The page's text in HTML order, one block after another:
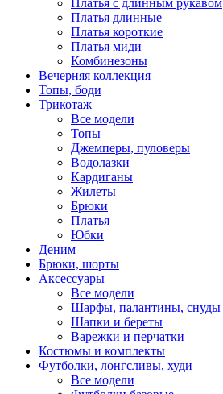
Платья с длинным рукавом
Платья длинные
Платья короткие
Платья миди
Комбинезоны
Вечерняя коллекция
Топы, боди
Трикотаж
Все модели
Топы
Джемперы, пуловеры
Водолазки
Кардиганы
Жилеты
Брюки
Платья
Юбки
Деним
Брюки, шорты
Аксессуары
Все модели
Шарфы, палантины, снуды
Шапки и береты
Варежки и перчатки
Костюмы и комплекты
Футболки, лонгсливы, худи
Все модели